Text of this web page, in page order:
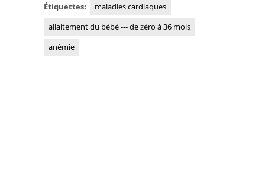
Étiquettes:
maladies cardiaques
allaitement du bébé --- de zéro à 36 mois
anémie